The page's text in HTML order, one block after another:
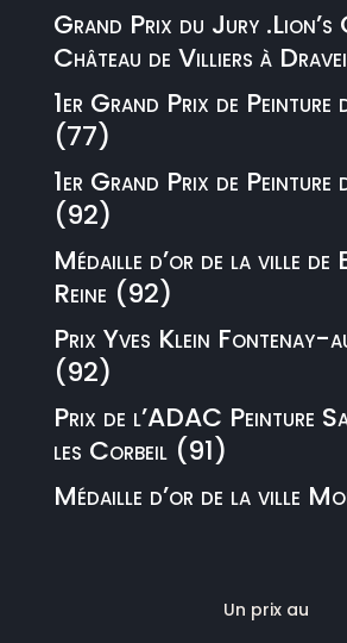
Grand Prix du Jury .Lion’s
Château de Villiers à
1er Grand Prix de Peinture
(77)
1er Grand Prix de
(92)
Médaille d’or de la ville
Reine (92)
Prix Yves Klein Fontenay-
(92)
Prix de l’ADAC Peinture
les Corbeil (91)
Médaille d’or de la ville
Un prix au